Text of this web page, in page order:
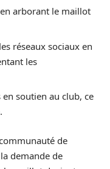
arborant le maillot
réseaux sociaux en
les
soutien au club, ce
de
demande de